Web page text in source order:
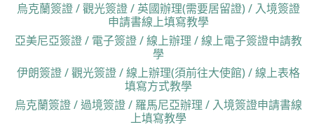
烏克蘭簽證 / 觀光簽證 / 英國辦理(需要居留證) / 入境簽證
申請書線上填寫教學
亞美尼亞簽證 / 電子簽證 / 線上辦理 / 線上電子簽證申請教
學
伊朗簽證 / 觀光簽證 / 線上辦理(須前往大使館) / 線上表格
填寫方式教學
烏克蘭簽證 / 過境簽證 / 羅馬尼亞辦理 / 入境簽證申請書線
上填寫教學